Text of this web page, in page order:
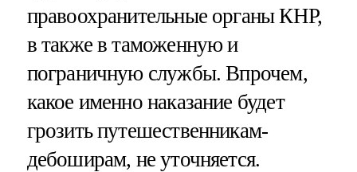
правоохранительные органы КНР,
в также в таможенную и
пограничную службы. Впрочем,
какое именно наказание будет
грозить путешественникам-
дебоширам, не уточняется.